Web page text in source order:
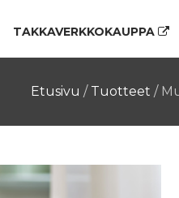
TAKKAVERKKOKAUPPA
Etusivu / Tuotteet /